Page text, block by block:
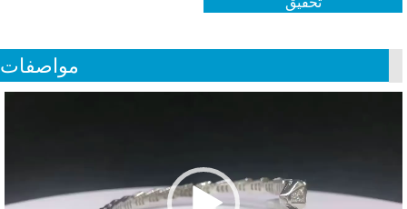
مواصفات